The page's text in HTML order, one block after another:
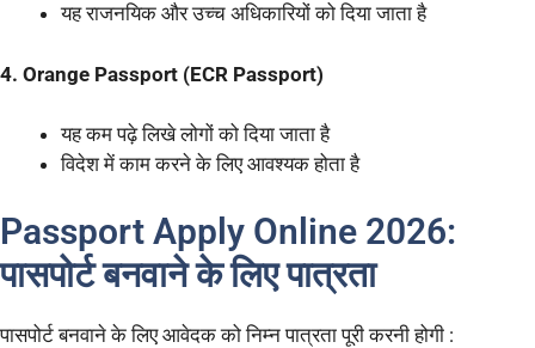
यह राजनयिक और उच्च अधिकारियों को दिया जाता है
4. Orange Passport (ECR Passport)
यह कम पढ़े लिखे लोगों को दिया जाता है
विदेश में काम करने के लिए आवश्यक होता है
Passport Apply Online 2026:
पासपोर्ट बनवाने के लिए पात्रता
पासपोर्ट बनवाने के लिए आवेदक को निम्न पात्रता पूरी करनी होगी :